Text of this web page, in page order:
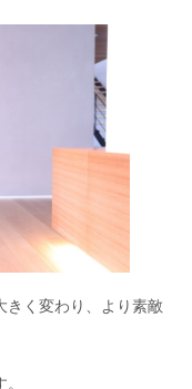
きく変わり、より素敵